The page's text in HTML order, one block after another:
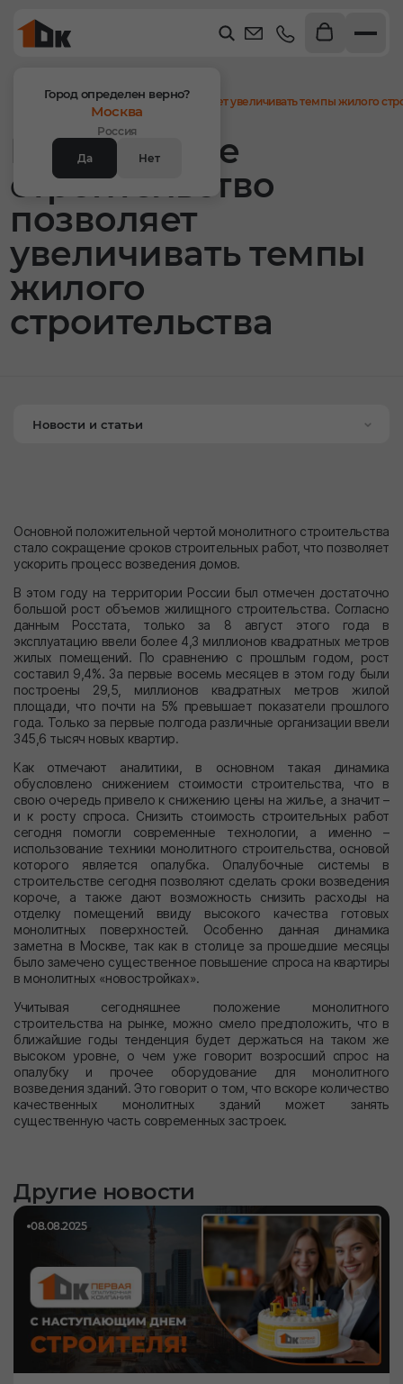
Город определен верно?
Москва
Россия
Да
Нет
Монолитное
строительство
позволяет
увеличивать темпы
жилого
строительства
Главная Новости
Монолитное строительство позволяет увеличивать темпы жилого
Новости и статьи
Основной положительной чертой монолитного строительства
стало сокращение сроков строительных работ, что позволяет
ускорить процесс возведения домов.
В этом году на территории России был отмечен достаточно
большой рост объемов жилищного строительства. Согласно
данным Росстата, только за 8 август этого года в
эксплуатацию ввели более 4,3 миллионов квадратных метров
жилых помещений. По сравнению с прошлым годом, рост
составил 9,4%. За первые восемь месяцев в этом году были
построены 29,5, миллионов квадратных метров жилой
площади, что почти на 5% превышает показатели прошлого
года. Только за первые полгода различные организации ввели
345,6 тысяч новых квартир.
Как отмечают аналитики, в основном такая динамика
обусловлено снижением стоимости строительства, что в
свою очередь привело к снижению цены на жилье, а значит –
и к росту спроса. Снизить стоимость строительных работ
сегодня помогли современные технологии, а именно –
использование техники монолитного строительства, основой
которого является опалубка. Опалубочные системы в
строительстве сегодня позволяют сделать сроки возведения
короче, а также дают возможность снизить расходы на
отделку помещений ввиду высокого качества готовых
монолитных поверхностей. Особенно данная динамика
заметна в Москве, так как в столице за прошедшие месяцы
было замечено существенное повышение спроса на квартиры
в монолитных «новостройках».
Учитывая сегодняшнее положение монолитного
строительства на рынке, можно смело предположить, что в
ближайшие годы тенденция будет держаться на таком же
высоком уровне, о чем уже говорит возросший спрос на
опалубку и прочее оборудование для монолитного
возведения зданий. Это говорит о том, что вскоре количество
качественных монолитных зданий может занять
существенную часть современных застроек.
Другие новости
08.08.2025